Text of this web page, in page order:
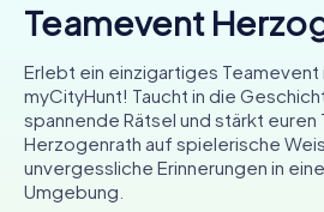
Städte
Touren
Teamevent
Tickets
Teamevent
Erlebt ein einzigartiges Teamevent
myCityHunt! Taucht in die
spannende Rätsel und stärkt
Herzogenrath auf spielerische
unvergessliche Erinnerungen in
Umgebung.